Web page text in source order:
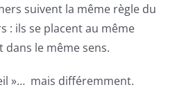
suivent la même règle du
: ils se placent au même
le même sens.
»… mais différemment.